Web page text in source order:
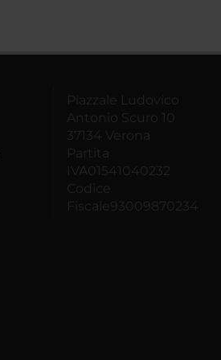
Piazzale Ludovico
Antonio Scuro 10
37134 Verona
Partita
IVA01541040232
Codice
Fiscale93009870234